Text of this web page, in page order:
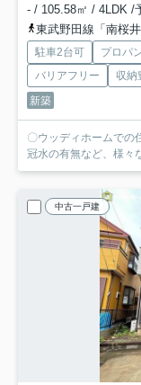
- / 105.58㎡ / 4LDK /
東武野田線「南桜
駐車2台可 プロパ
バリアフリー
収納
新築
〇ウッディホームでの住宅探しは？ ■構造の
冠水の有無など、様々
中古一戸建